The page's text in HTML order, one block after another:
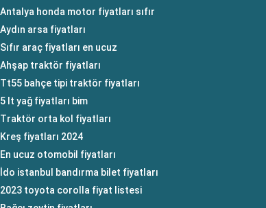
Antalya honda motor fiyatları sıfır
Aydın arsa fiyatları
Sıfır araç fiyatları en ucuz
Ahşap traktör fiyatları
Tt55 bahçe tipi traktör fiyatları
5 lt yağ fiyatları bim
Traktör orta kol fiyatları
Kreş fiyatları 2024
En ucuz otomobil fiyatları
İdo istanbul bandırma bilet fiyatları
2023 toyota corolla fiyat listesi